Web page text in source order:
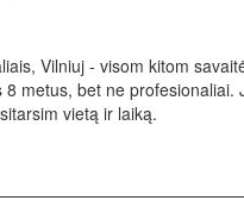
Vilniuj - visom kitom
metus, bet ne profesionaliai.
vietą ir laiką.